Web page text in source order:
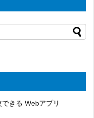
できる Webアプリ